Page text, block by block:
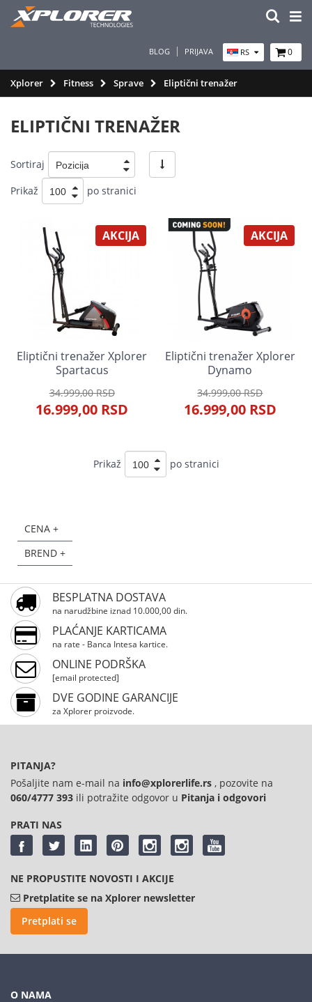
BLOG PRIJAVA RS 0
Xplorer Fitness Sprave Eliptični trenažer
CENA +
BREND +
ELIPTIČNI TRENAŽER
Sortiraj
Prikaž
po stranici
Eliptični trenažer Xplorer
Spartacus
34.999,00 RSD
16.999,00 RSD
AKCIJA
Eliptični trenažer Xplorer
Dynamo
34.999,00 RSD
16.999,00 RSD
AKCIJA
Prikaž po stranici
BESPLATNA DOSTAVA
na narudžbine iznad 10.000,00 din.
PLAĆANJE KARTICAMA
na rate - Banca Intesa kartice.
ONLINE PODRŠKA
[email protected]
DVE GODINE GARANCIJE
za Xplorer proizvode.
PITANJA?
Pošaljite nam e-mail na info@xplorerlife.rs , pozovite na
060/4777 393 ili potražite odgovor u Pitanja i odgovori
PRATI NAS
NE PROPUSTITE NOVOSTI I AKCIJE
Pretplatite se na Xplorer newsletter
Pretplati se
O NAMA